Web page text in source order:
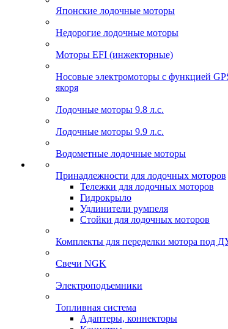
Японские лодочные моторы
Недорогие лодочные моторы
Моторы EFI (инжекторные)
Носовые электромоторы с функцией
якоря
Лодочные моторы 9.8 л.с.
Лодочные моторы 9.9 л.с.
Водометные лодочные моторы
Принадлежности для лодочных моторов
Тележки для лодочных моторов
Гидрокрыло
Удлинители румпеля
Стойки для лодочных моторов
Комплекты для переделки мотора под
Свечи NGK
Электроподъемники
Топливная система
Адаптеры, коннекторы